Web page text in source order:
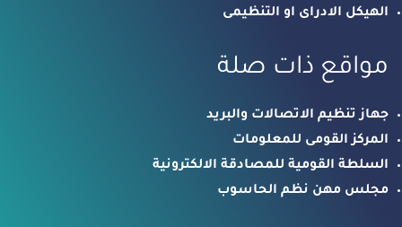
الهيكل الادراى او التنظيمى
مواقع ذات صلة
جهاز تنظيم الاتصالات والبريد
المركز القومى للمعلومات
السلطة القومية للمصادقة الالكترونية
مجلس مهن نظم الحاسوب